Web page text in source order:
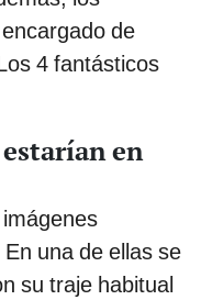
de
4 fantásticos
en
una de ellas se
su traje habitual